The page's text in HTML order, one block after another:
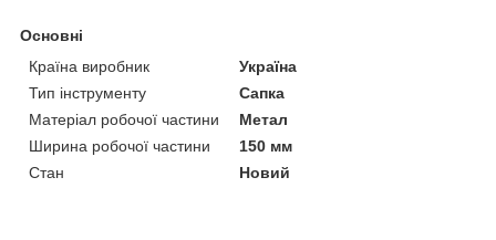
Основні
Країна виробник
Україна
Тип інструменту
Сапка
Матеріал робочої частини
Метал
Ширина робочої частини
150 мм
Стан
Новий